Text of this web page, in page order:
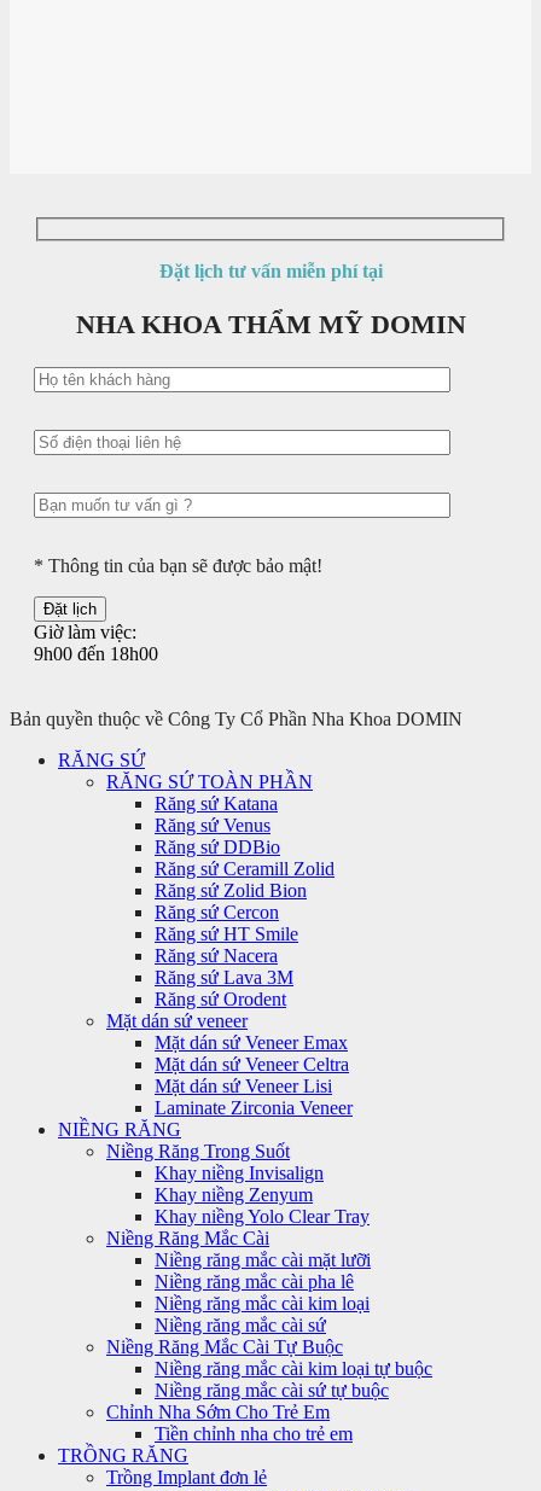
Đặt lịch tư vấn miễn phí tại
NHA KHOA THẨM MỸ DOMIN
* Thông tin của bạn sẽ được bảo mật!
Giờ làm việc:
9h00 đến 18h00
Bản quyền thuộc về Công Ty Cổ Phần Nha Khoa DOMIN
RĂNG SỨ
RĂNG SỨ TOÀN PHẦN
Răng sứ Katana
Răng sứ Venus
Răng sứ DDBio
Răng sứ Ceramill Zolid
Răng sứ Zolid Bion
Răng sứ Cercon
Răng sứ HT Smile
Răng sứ Nacera
Răng sứ Lava 3M
Răng sứ Orodent
Mặt dán sứ veneer
Mặt dán sứ Veneer Emax
Mặt dán sứ Veneer Celtra
Mặt dán sứ Veneer Lisi
Laminate Zirconia Veneer
NIỀNG RĂNG
Niềng Răng Trong Suốt
Khay niềng Invisalign
Khay niềng Zenyum
Khay niềng Yolo Clear Tray
Niềng Răng Mắc Cài
Niềng răng mắc cài mặt lưỡi
Niềng răng mắc cài pha lê
Niềng răng mắc cài kim loại
Niềng răng mắc cài sứ
Niềng Răng Mắc Cài Tự Buộc
Niềng răng mắc cài kim loại tự buộc
Niềng răng mắc cài sứ tự buộc
Chỉnh Nha Sớm Cho Trẻ Em
Tiền chỉnh nha cho trẻ em
TRỒNG RĂNG
Trồng Implant đơn lẻ